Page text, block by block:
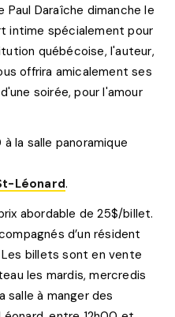
Paul Daraîche dimanche le
intime spécialement pour
québécoise, l'auteur,
offrira amicalement ses
soirée, pour l'amour
la salle panoramique
Léonard.
abordable de 25$/billet.
d’un résident
billets sont en vente
les mardis, mercredis
à manger des